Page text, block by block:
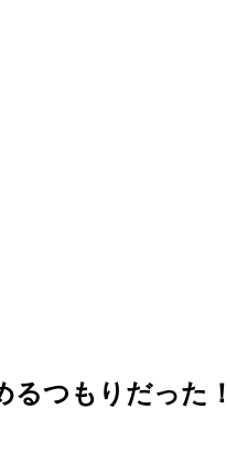
つもりだった！